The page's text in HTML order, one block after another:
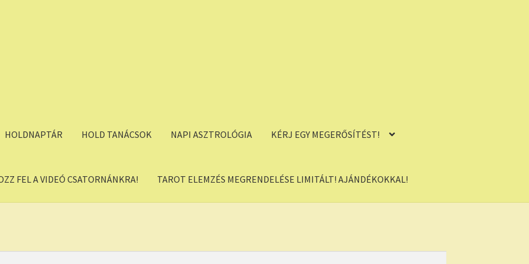
HOLDNAPTÁR HOLD TANÁCSOK NAPI ASZTROLÓGIA KÉRJ EGY MEGERŐSÍTÉST!
FEL A VIDEÓ CSATORNÁNKRA! TAROT ELEMZÉS MEGRENDELÉSE LIMITÁLT! AJÁNDÉKOKKAL!